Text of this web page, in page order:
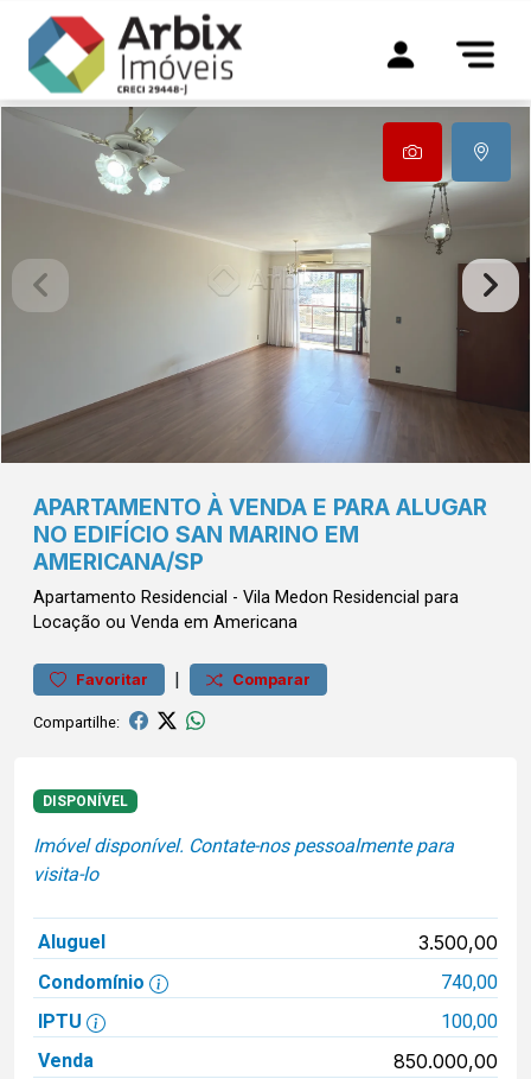
APARTAMENTO À VENDA E PARA ALUGAR
NO EDIFÍCIO SAN MARINO EM
AMERICANA/SP
Apartamento Residencial - Vila Medon Residencial para
Locação ou Venda em Americana
Favoritar | Comparar
Compartilhe:
DISPONÍVEL
Imóvel disponível. Contate-nos pessoalmente para
visita-lo
Aluguel 3.500,00
Condomínio
740,00
IPTU
100,00
Venda
850.000,00